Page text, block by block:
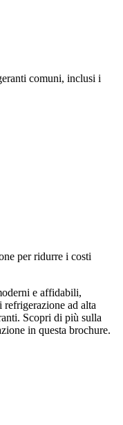
comuni, inclusi i
per ridurre i costi
e affidabili,
ad alta
Scopri di più sulla
in questa brochure.